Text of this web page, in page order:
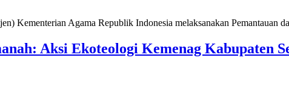
Kementerian Agama Republik Indonesia melaksanakan Pemantauan
Aksi Ekoteologi Kemenag Kabupaten